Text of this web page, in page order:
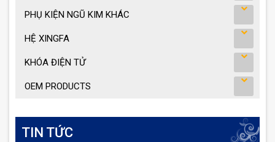
PHỤ KIỆN NGŨ KIM KHÁC
HỆ XINGFA
KHÓA ĐIỆN TỬ
OEM PRODUCTS
TIN TỨC